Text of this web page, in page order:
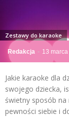
Redakcja - 13
Zestawy do karaoke
Jakie karaoke dla
swojego dziecka,
świetny sposób
pewności siebie i